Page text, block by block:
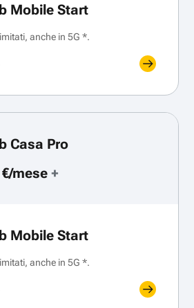
Mobile Start
anche in 5G *.
Casa Pro
mese+
Mobile Start
anche in 5G *.